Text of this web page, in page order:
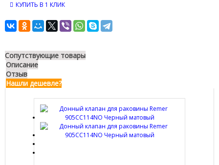
КУПИТЬ В 1 КЛИК
Сопутствующие товары
Описание
Отзыв
Нашли дешевле?